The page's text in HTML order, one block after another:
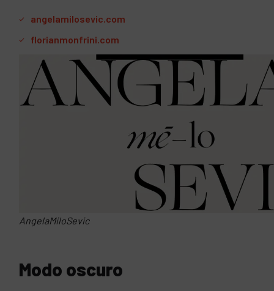
angelamilosevic.com
florianmonfrini.com
AngelaMiloSevic
Modo oscuro